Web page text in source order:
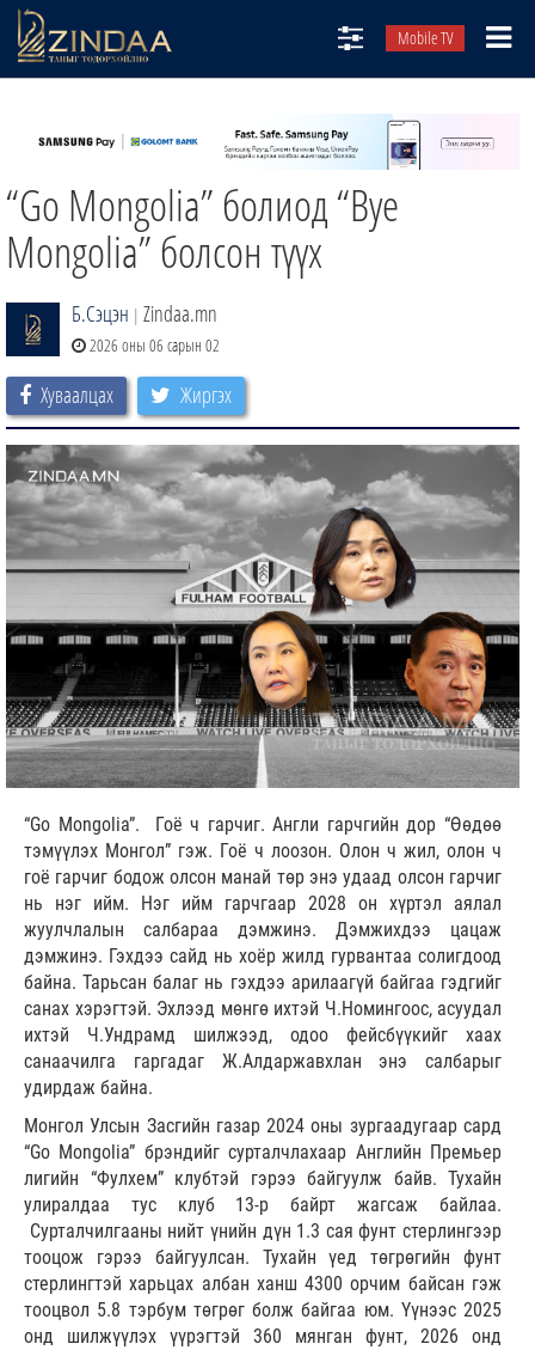
Mobile TV
ТВ8
ӨГЛӨӨНИЙ СОНИН
АУДИО ЗОХИОЛ
ЗИНДАА СЭТГҮҮЛ
“Go Mongolia” болиод “Bye
Mongolia” болсон түүх
Б.Сэцэн | Zindaa.mn
2026 оны 06 сарын 02
Хуваалцах Жиргэх
“Go Mongolia”. Гоё ч гарчиг. Англи гарчгийн дор “Өөдөө
тэмүүлэх Монгол” гэж. Гоё ч лоозон. Олон ч жил, олон ч
гоё гарчиг бодож олсон манай төр энэ удаад олсон гарчиг
нь нэг ийм. Нэг ийм гарчгаар 2028 он хүртэл аялал
жуулчлалын салбараа дэмжинэ. Дэмжихдээ цацаж
дэмжинэ. Гэхдээ сайд нь хоёр жилд гурвантаа солигдоод
байна. Тарьсан балаг нь гэхдээ арилаагүй байгаа гэдгийг
санах хэрэгтэй. Эхлээд мөнгө ихтэй Ч.Номингоос, асуудал
ихтэй Ч.Ундрамд шилжээд, одоо фейсбүүкийг хаах
санаачилга гаргадаг Ж.Алдаржавхлан энэ салбарыг
удирдаж байна.
Монгол Улсын Засгийн газар 2024 оны зургаадугаар сард
“Go Mongolia” брэндийг сурталчлахаар Английн Премьер
лигийн “Фулхем” клубтэй гэрээ байгуулж байв. Тухайн
улиралдаа тус клуб 13-р байрт жагсаж байлаа.
Сурталчилгааны нийт үнийн дүн 1.3 сая фунт стерлингээр
тооцож гэрээ байгуулсан. Тухайн үед төгрөгийн фунт
стерлингтэй харьцах албан ханш 4300 орчим байсан гэж
тооцвол 5.8 тэрбум төгрөг болж байгаа юм. Үүнээс 2025
онд шилжүүлэх үүрэгтэй 360 мянган фунт, 2026 онд